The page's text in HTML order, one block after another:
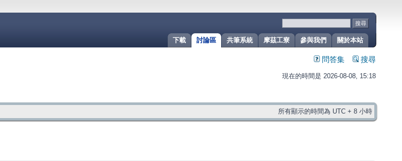
關於本站
參與我們
摩茲工寮
共筆系統
討論區
下載
問答集 搜尋
現在的時間是 2026-08-08, 15:18
所有顯示的時間為 UTC + 8 小時